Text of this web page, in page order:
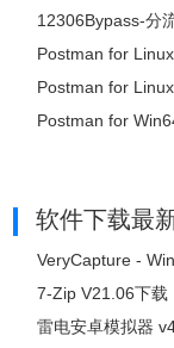
12306Bypass-分
Postman for
Postman for
Postman for
软件下载最
VeryCapture -
7-Zip V21.06下载
雷电安卓模拟器